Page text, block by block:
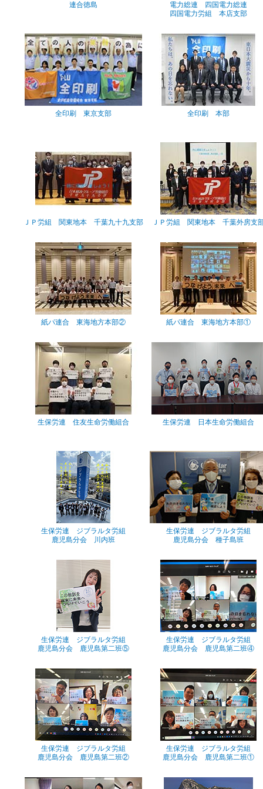
連合徳島
電力総連 四国電力総連
四国電力労組 本店支部
全印刷 東京支部 全印刷 本部
ＪＰ労組 関東地本 千葉九十九支部 ＪＰ労組 関東地本 千葉外房支
紙パ連合 東海地方本部② 紙パ連合 東海地方本部①
生保労連 住友生命労働組合 生保労連 日本生命労働組合
生保労連 ジブラルタ労組
鹿児島分会 川内班
生保労連 ジブラルタ労組
鹿児島分会 種子島班
生保労連 ジブラルタ労組
鹿児島分会 鹿児島第二班⑤
生保労連 ジブラルタ労組
鹿児島分会 鹿児島第二班④
生保労連 ジブラルタ労組
鹿児島分会 鹿児島第二班②
生保労連 ジブラルタ労組
鹿児島分会 鹿児島第二班①